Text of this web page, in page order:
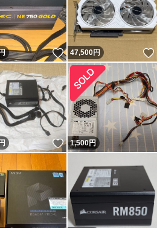
！
円 いいね！
47,500円
円 いいね！
1,500円